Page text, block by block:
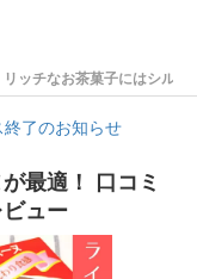
リッチなお茶菓子にはシル
終了のお知らせ
最適！ 口コミ
ュー